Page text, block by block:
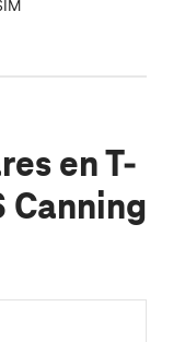
en T-
Canning